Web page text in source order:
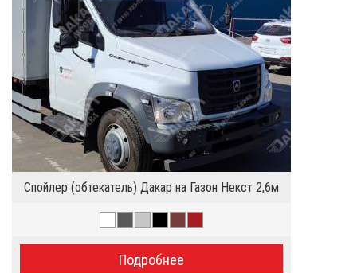
Спойлер (обтекатель) Дакар на Газон Некст 2,6м
Подробнее